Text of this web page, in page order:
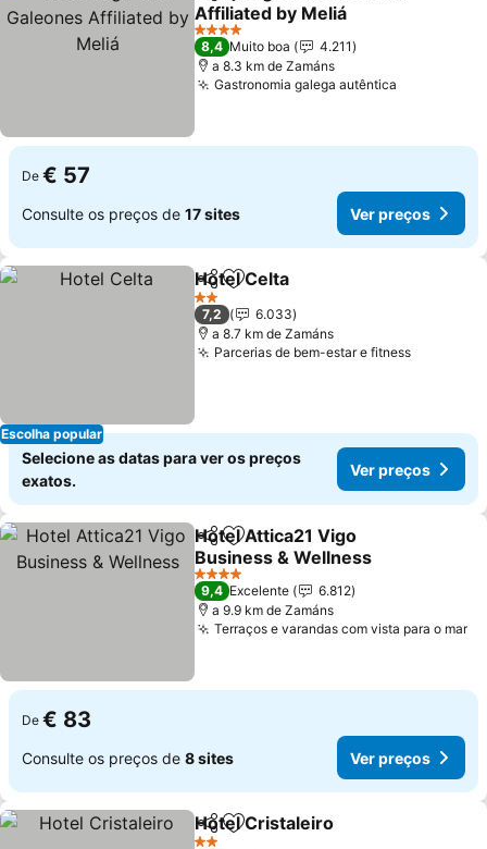
Affiliated by Meliá
4 Estrelas
8,4 Muito boa
4.211
a 8.3 km de Zamáns
Gastronomia galega autêntica
De € 57
Consulte os preços de 17 sites Ver preços
Escolha popular
PartilharAdicionar aos favoritos
Hotel Celta
2 Estrelas
7,2
6.033
a 8.7 km de Zamáns
Parcerias de bem-estar e fitness
Selecione as datas para ver os preços
exatos.
Ver preços
PartilharAdicionar aos favoritos
Hotel Attica21 Vigo
Business & Wellness
4 Estrelas
9,4 Excelente
6.812
a 9.9 km de Zamáns
Terraços e varandas com vista para o mar
De € 83
Consulte os preços de 8 sites Ver preços
PartilharAdicionar aos favoritos
Hotel Cristaleiro